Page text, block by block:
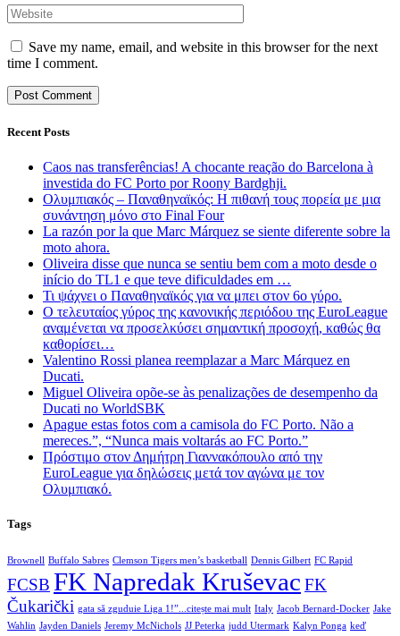
Save my name, email, and website in this browser for the next
time I comment.
Recent Posts
Caos nas transferências! A chocante reação do Barcelona à
investida do FC Porto por Roony Bardghji.
Ολυμπιακός – Παναθηναϊκός: Η πιθανή τους πορεία με μια
συνάντηση μόνο στο Final Four
La razón por la que Marc Márquez se siente diferente sobre la
moto ahora.
Oliveira disse que nunca se sentiu bem com a moto desde o
início do TL1 e que teve dificuldades em …
Τι ψάχνει ο Παναθηναϊκός για να μπει στον 6ο γύρο.
Ο τελευταίος γύρος της κανονικής περιόδου της EuroLeague
αναμένεται να προσελκύσει σημαντική προσοχή, καθώς θα
καθορίσει…
Valentino Rossi planea reemplazar a Marc Márquez en
Ducati.
Miguel Oliveira opõe-se às penalizações de desempenho da
Ducati no WorldSBK
Apague estas fotos com a camisola do FC Porto. Não a
mereces.”, “Nunca mais voltarás ao FC Porto.”
Πρόστιμο στον Δημήτρη Γιαννακόπουλο από την
EuroLeague για δηλώσεις μετά τον αγώνα με τον
Ολυμπιακό.
Tags
Brownell Buffalo Sabres Clemson Tigers men’s basketball Dennis Gilbert FC Rapid
FCSB FK Napredak Kruševac FK
Čukarički gata să zguduie Liga 1!”...citește mai mult Italy Jacob Bernard-Docker Jake
Wahlin Jayden Daniels Jeremy McNichols JJ Peterka judd Utermark Kalyn Ponga keď